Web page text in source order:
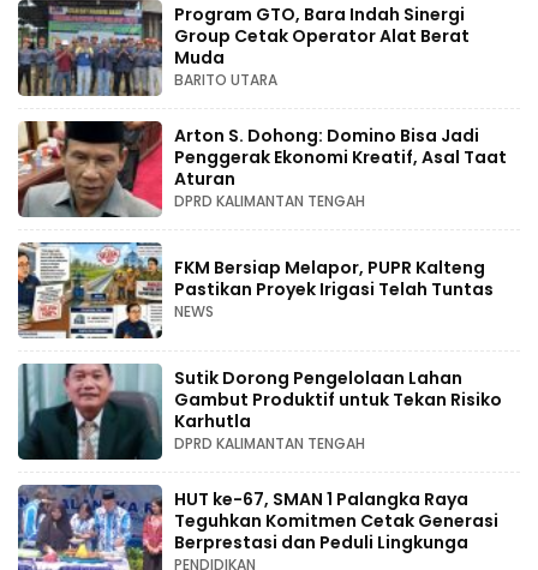
Program GTO, Bara Indah Sinergi
Group Cetak Operator Alat Berat
Muda
BARITO UTARA
Arton S. Dohong: Domino Bisa Jadi
Penggerak Ekonomi Kreatif, Asal Taat
Aturan
DPRD KALIMANTAN TENGAH
FKM Bersiap Melapor, PUPR Kalteng
Pastikan Proyek Irigasi Telah Tuntas
NEWS
Sutik Dorong Pengelolaan Lahan
Gambut Produktif untuk Tekan Risiko
Karhutla
DPRD KALIMANTAN TENGAH
HUT ke-67, SMAN 1 Palangka Raya
Teguhkan Komitmen Cetak Generasi
Berprestasi dan Peduli Lingkunga
PENDIDIKAN